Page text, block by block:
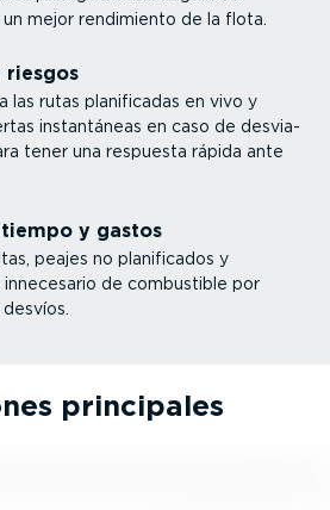
mejor rendimiento de la flota.
riesgos
las rutas plani­fi­cadas en vivo y
instan­táneas en caso de desvia­
tener una respuesta rápida ante
y gastos
peajes no plani­fi­cados y
innecesario de combustible por
principales